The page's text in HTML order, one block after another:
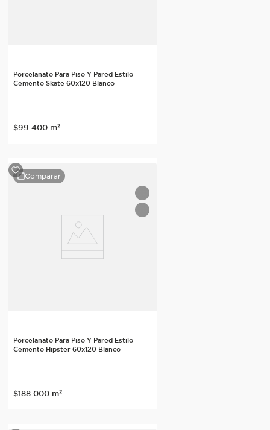
Porcelanato Para Piso Y Pared Estilo
Cemento Skate 60x120 Blanco
$99 400 m²
Comparar
Porcelanato Para Piso Y Pared Estilo
Cemento Hipster 60x120 Blanco
$188 000 m²